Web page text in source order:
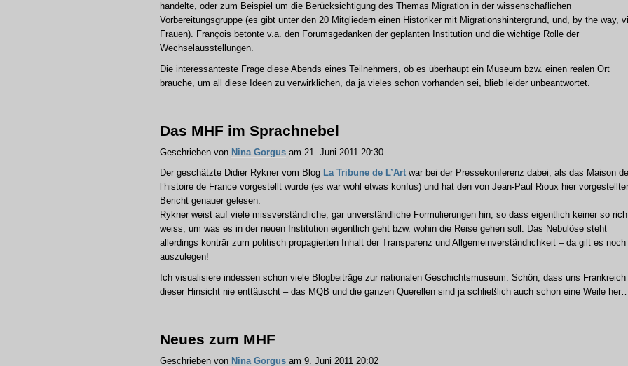
handelte, oder zum Beispiel um die Berücksichtigung des Themas Migration in der wissenschaflichen
Vorbereitungsgruppe (es gibt unter den 20 Mitgliedern einen Historiker mit Migrationshintergrund, und, by the way,
Frauen). François betonte v.a. den Forumsgedanken der geplanten Institution und die wichtige Rolle der
Wechselausstellungen.
Die interessanteste Frage diese Abends eines Teilnehmers, ob es überhaupt ein Museum bzw. einen realen Ort
brauche, um all diese Ideen zu verwirklichen, da ja vieles schon vorhanden sei, blieb leider unbeantwortet.
Das MHF im Sprachnebel
Geschrieben von Nina Gorgus am 21. Juni 2011 20:30
Der geschätzte Didier Rykner vom Blog La Tribune de L’Art war bei der Pressekonferenz dabei, als das Maison de
l’histoire de France vorgestellt wurde (es war wohl etwas konfus) und hat den von Jean-Paul Rioux hier
Bericht genauer gelesen.
Rykner weist auf viele missverständliche, gar unverständliche Formulierungen hin; so dass eigentlich keiner so
weiss, um was es in der neuen Institution eigentlich geht bzw. wohin die Reise gehen soll. Das Nebulöse steht
allerdings konträr zum politisch propagierten Inhalt der Transparenz und Allgemeinverständlichkeit – da gilt es noch
auszulegen!
Ich visualisiere indessen schon viele Blogbeiträge zur nationalen Geschichtsmuseum. Schön, dass uns Frankreich
dieser Hinsicht nie enttäuscht – das MQB und die ganzen Querellen sind ja schließlich auch schon eine Weile
Neues zum MHF
Geschrieben von Nina Gorgus am 9. Juni 2011 20:02